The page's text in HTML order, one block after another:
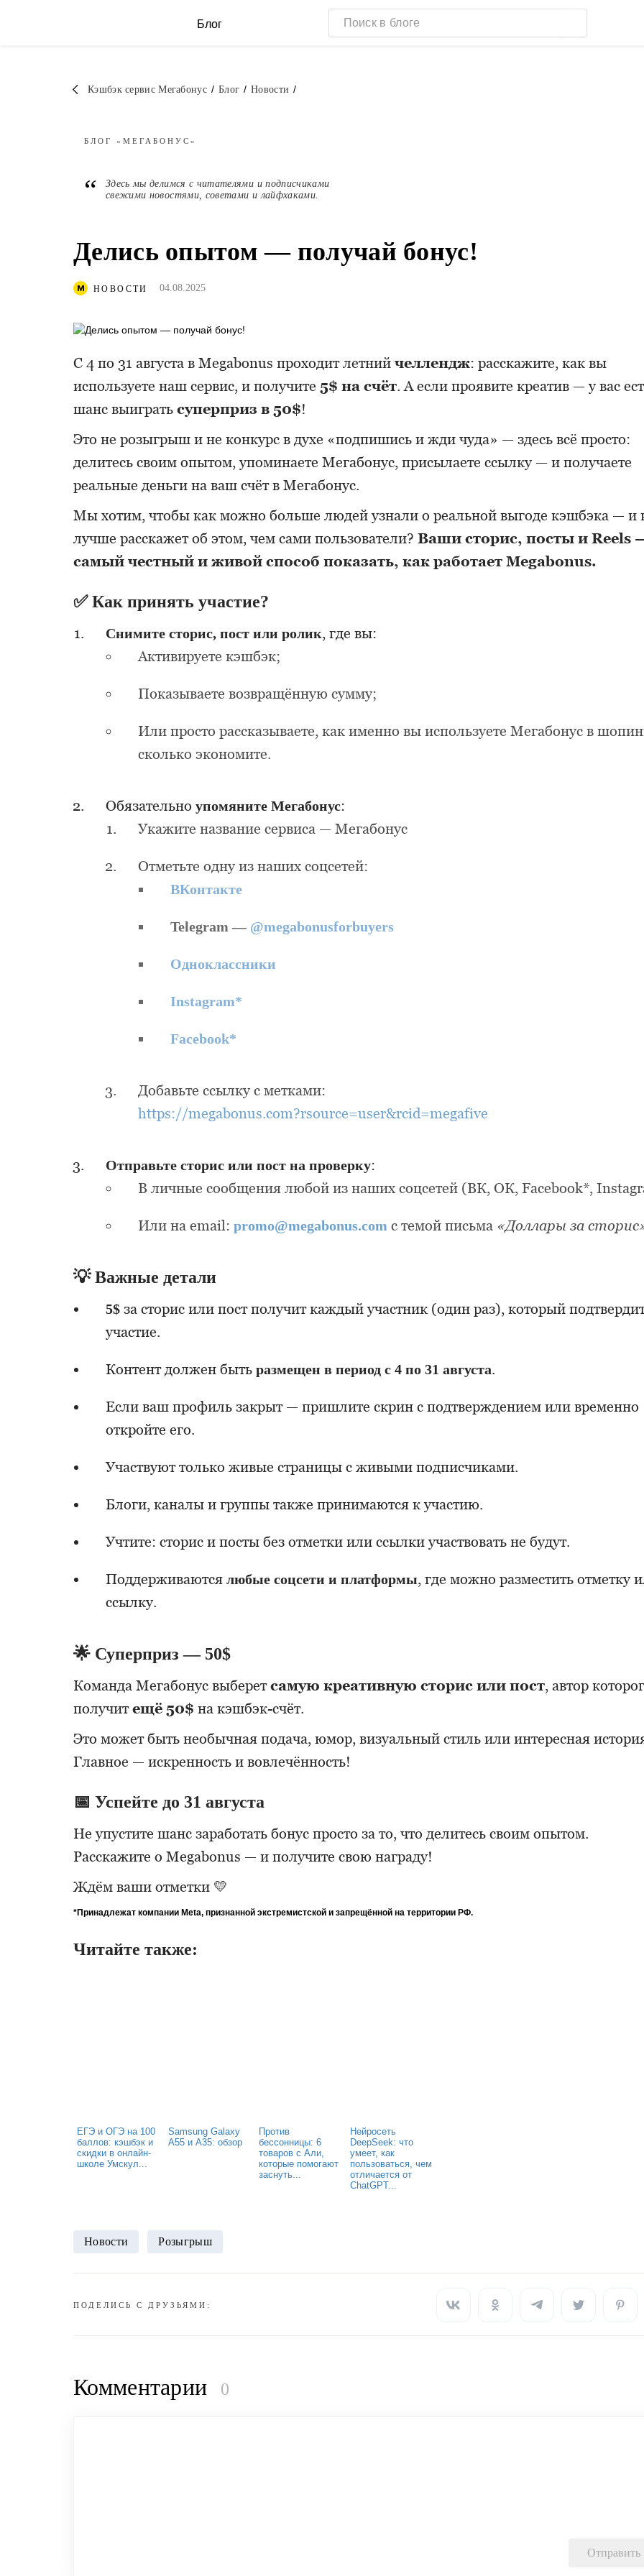
Блог
Кэшбэк сервис Мегабонус / Блог / Новости /
БЛОГ «МЕГАБОНУС»
“
Здесь мы делимся с читателями и подписчиками
свежими новостями, советами и лайфхаками.
Делись опытом — получай бонус!
НОВОСТИ 04.08.2025
С 4 по 31 августа в Megabonus проходит летний челлендж: расскажите, как вы
используете наш сервис, и получите 5$ на счёт. А если проявите креатив — у вас
шанс выиграть суперприз в 50$!
Это не розыгрыш и не конкурс в духе «подпишись и жди чуда» — здесь всё просто:
делитесь своим опытом, упоминаете Мегабонус, присылаете ссылку — и получаете
реальные деньги на ваш счёт в Мегабонус.
Мы хотим, чтобы как можно больше людей узнали о реальной выгоде кэшбэка — и
лучше расскажет об этом, чем сами пользователи? Ваши сторис, посты и Reels
самый честный и живой способ показать, как работает Megabonus.
✅ Как принять участие?
Снимите сторис, пост или ролик, где вы:
Активируете кэшбэк;
Показываете возвращённую сумму;
Или просто рассказываете, как именно вы используете Мегабонус в
сколько экономите.
Обязательно упомяните Мегабонус:
Укажите название сервиса — Мегабонус
Отметьте одну из наших соцсетей:
ВКонтакте
Telegram — @megabonusforbuyers
Одноклассники
Instagram*
Facebook*
Добавьте ссылку с метками:
https://megabonus.com?rsource=user&rcid=megafive
Отправьте сторис или пост на проверку:
В личные сообщения любой из наших соцсетей (ВК, ОК, Facebook*,
Или на email: promo@megabonus.com с темой письма «Доллары за
💡 Важные детали
5$ за сторис или пост получит каждый участник (один раз), который
участие.
Контент должен быть размещен в период с 4 по 31 августа.
Если ваш профиль закрыт — пришлите скрин с подтверждением или временно
откройте его.
Участвуют только живые страницы с живыми подписчиками.
Блоги, каналы и группы также принимаются к участию.
Учтите: сторис и посты без отметки или ссылки участвовать не будут.
Поддерживаются любые соцсети и платформы, где можно разместить отметку
ссылку.
🌟 Суперприз — 50$
Команда Мегабонус выберетсамую креативную сторис или пост, автор
получитещё 50$ на кэшбэк-счёт.
Это может быть необычная подача, юмор, визуальный стиль или интересная
Главное — искренность и вовлечённость!
📅 Успейте до 31 августа
Не упустите шанс заработать бонус просто за то, что делитесь своим опытом.
Расскажите о Megabonus — и получите свою награду!
Ждём ваши отметки 💛
*Принадлежат компании Meta, признанной экстремистской и запрещённой на территории РФ.
Читайте также:
ЕГЭ и ОГЭ на 100
баллов: кэшбэк и
скидки в онлайн-
школе Умскул...
Samsung Galaxy
A55 и A35: обзор
Против
бессонницы: 6
товаров с Али,
которые помогают
заснуть...
Нейросеть
DeepSeek: что
умеет, как
пользоваться, чем
отличается от
ChatGPT...
Новости Розыгрыш
ПОДЕЛИСЬ С ДРУЗЬЯМИ:
Комментарии 0